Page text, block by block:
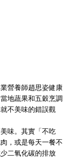
營養師趙思姿健康
地蔬果和五穀烹調
不美味的錯誤觀
味。其實「不吃
，或是每天一餐不
二氧化碳的排放